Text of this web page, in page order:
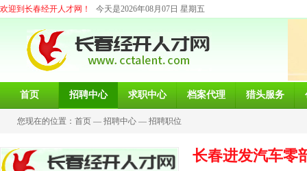
欢迎到长春经开人才网！ 今天是2026年08月07日 星期五
首页 招聘中心 求职中心 档案代理 猎头服务
您现在的位置： 首页 — 招聘中心 — 招聘职位
长春进发汽车零